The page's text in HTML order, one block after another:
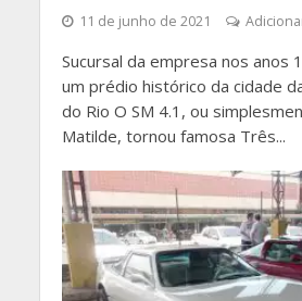
11 de junho de 2021
Sucursal da empresa nos anos
um prédio histórico da cidade
do Rio O SM 4.1, ou
Matilde, tornou famosa Três...